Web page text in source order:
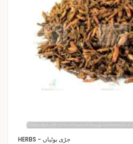
HERBS - جڑی بوٹیاں